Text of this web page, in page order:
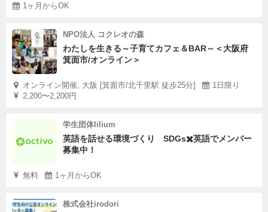
1ヶ月からOK
NPO法人 コクレオの森
わたしを生きる～子育てカフェ＆BAR～＜大阪府
箕面市/オンライン＞
オンライン開催, 大阪 [箕面市/北千里駅 徒歩25分]
1日限り
2,200〜2,200円
学生団体lilium
英語を話せる環境づくり SDGs✖️英語でメンバー
募集中！
無料 1ヶ月からOK
株式会社irodori